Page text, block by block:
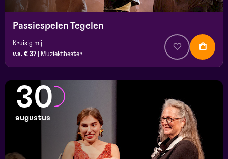
Passiespelen Tegelen
Kruisig mij
v.a. € 37
Muziektheater
30
augustus